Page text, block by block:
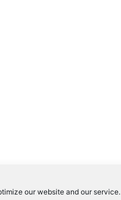
our website and our service.